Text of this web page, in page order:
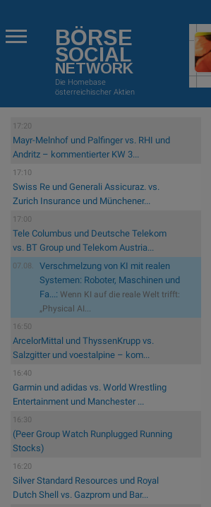
BÖRSE
SOCIAL
NETWORK
Die Homebase
österreichischer Aktien
17:20
Mayr-Melnhof und Palfinger vs. RHI und
Andritz – kommentierter KW 3...
17:10
Swiss Re und Generali Assicuraz. vs.
Zurich Insurance und Münchener...
17:00
Tele Columbus und Deutsche Telekom
vs. BT Group und Telekom Austria...
07.08.
Verschmelzung von KI mit realen
Systemen: Roboter, Maschinen und
Fa...: Wenn KI auf die reale Welt trifft:
„Physical AI...
16:50
ArcelorMittal und ThyssenKrupp vs.
Salzgitter und voestalpine – kom...
16:40
Garmin und adidas vs. World Wrestling
Entertainment und Manchester ...
16:30
(Peer Group Watch Runplugged Running
Stocks)
16:20
Silver Standard Resources und Royal
Dutch Shell vs. Gazprom und Bar...